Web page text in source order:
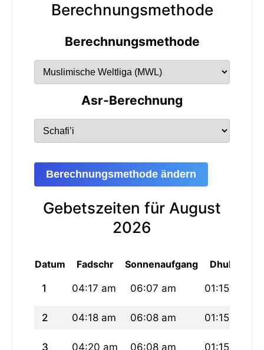
Berechnungsmethode
Berechnungsmethode
Asr-Berechnung
Berechnungsmethode ändern
Gebetszeiten für August
2026
Datum Fadschr Sonnenaufgang Dhuhur
1 04:17 am 06:07 am 01:15 pm
2 04:18 am 06:08 am 01:15 pm
3 04:20 am 06:08 am 01:15 pm